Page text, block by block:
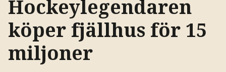
Hockeylegendaren
köper fjällhus för 15
miljoner